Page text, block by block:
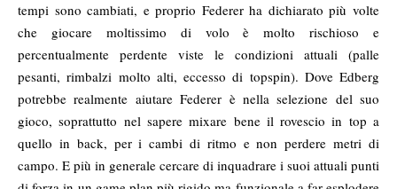
tempi sono cambiati, e proprio Federer ha dichiarato più volte
che giocare moltissimo di volo è molto rischioso e
percentualmente perdente viste le condizioni attuali (palle
pesanti, rimbalzi molto alti, eccesso di topspin). Dove Edberg
potrebbe realmente aiutare Federer è nella selezione del suo
gioco, soprattutto nel sapere mixare bene il rovescio in top a
quello in back, per i cambi di ritmo e non perdere metri di
campo. E più in generale cercare di inquadrare i suoi attuali punti